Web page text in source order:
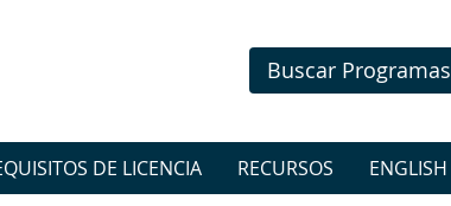
Buscar Programas
DE LICENCIA RECURSOS ENGLISH